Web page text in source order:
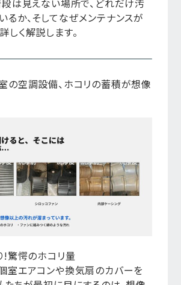
るか、そしてなぜメンテナンスが
しく解説します。
の空調設備、ホコリの蓄積が想像
!驚愕のホコリ量
室エアコンや換気扇のカバーを